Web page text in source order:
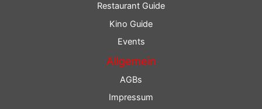
Restaurant Guide
Kino Guide
Events
Allgemein
AGBs
Impressum